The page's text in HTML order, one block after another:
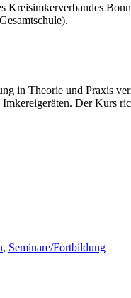
Kreisimkerverbandes
in Theorie und Praxis
Der Kurs
, Seminare/Fortbildung